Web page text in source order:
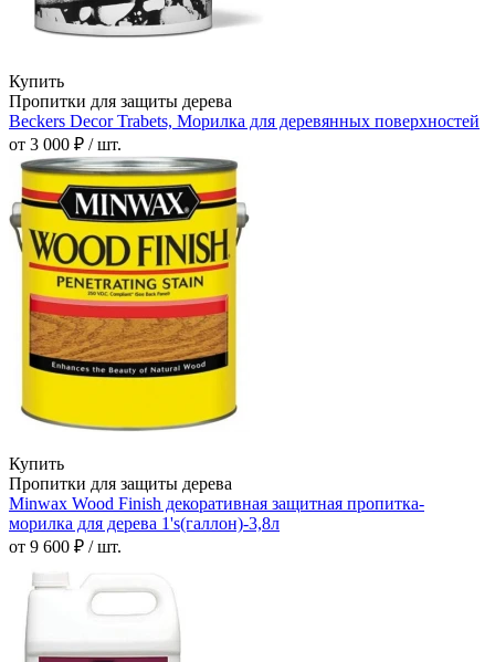
Купить
Пропитки для защиты дерева
Beckers Decor Trabets, Морилка для деревянных поверхностей
от 3 000 ₽ / шт.
Купить
Пропитки для защиты дерева
Minwax Wood Finish декоративная защитная пропитка-
морилка для дерева 1's(галлон)-3,8л
от 9 600 ₽ / шт.